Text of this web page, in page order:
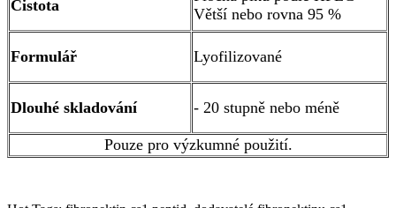
Čistota
Větší nebo rovna 95 %
Formulář Lyofilizované
Dlouhé skladování - 20 stupně nebo méně
Pouze pro výzkumné použití.